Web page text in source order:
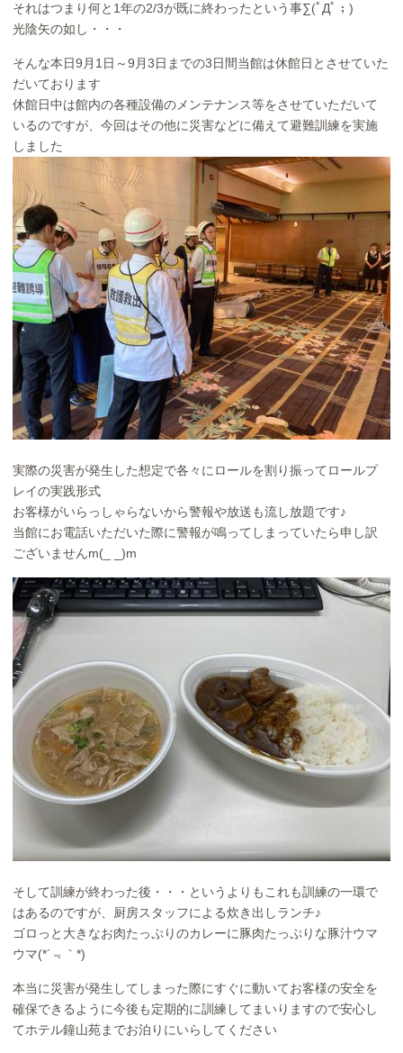
それはつまり何と1年の2/3が既に終わったという事∑(ﾟДﾟ；)
光陰矢の如し・・・
そんな本日9月1日～9月3日までの3日間当館は休館日とさせていた
だいております
休館日中は館内の各種設備のメンテナンス等をさせていただいて
いるのですが、今回はその他に災害などに備えて避難訓練を実施
しました
実際の災害が発生した想定で各々にロールを割り振ってロールプ
レイの実践形式
お客様がいらっしゃらないから警報や放送も流し放題です♪
当館にお電話いただいた際に警報が鳴ってしまっていたら申し訳
ございませんm(_ _)m
そして訓練が終わった後・・・というよりもこれも訓練の一環で
はあるのですが、厨房スタッフによる炊き出しランチ♪
ゴロっと大きなお肉たっぷりのカレーに豚肉たっぷりな豚汁ウマ
ウマ(*´﹃｀*)
本当に災害が発生してしまった際にすぐに動いてお客様の安全を
確保できるように今後も定期的に訓練してまいりますので安心し
てホテル鐘山苑までお泊りにいらしてください